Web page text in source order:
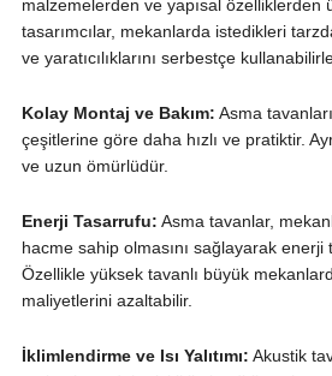
malzemelerden ve yapısal özelliklerden
tasarımcılar, mekanlarda istedikleri
ve yaratıcılıklarını serbestçe
Kolay Montaj ve Bakım: Asma
çeşitlerine göre daha hızlı ve pratiktir.
ve uzun ömürlüdür.
Enerji Tasarrufu: Asma tavanlar,
hacme sahip olmasını sağlayarak enerji
Özellikle yüksek tavanlı büyük
maliyetlerini azaltabilir.
İklimlendirme ve Isı Yalıtımı: Akustik